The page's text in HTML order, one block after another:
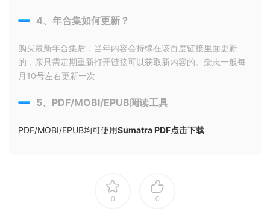
4、年合集如何更新？
购买最新年合集后，当年内容会持续在该百度链接里面更新
的，亲只需定期重新打开链接可以获取新内容的。杂志一般每
月10号左右更新一次
5、PDF/MOBI/EPUB阅读工具
PDF/MOBI/EPUB均可使用Sumatra PDF点击下载
0 0